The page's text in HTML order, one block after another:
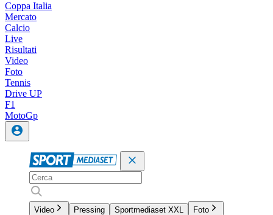
Coppa Italia
Mercato
Calcio
Live
Risultati
Video
Foto
Tennis
Drive UP
F1
MotoGp
Video Pressing Sportmediaset XXL
Foto